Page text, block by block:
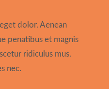
dolor. Aenean
penatibus et magnis
ridiculus mus.
nec.